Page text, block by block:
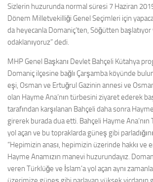
Sizlerin huzurunda normal süresi 7 Haziran
Dönem Milletvekilliği Genel Seçimleri için
da heyecanla Domaniç’ten, Söğütten
odaklanıyoruz” dedi.
MHP Genel Başkanı Devlet Bahçeli Kütahya
Domaniç ilçesine bağlı Çarşamba köyünde
eşi, Osman ve Ertuğrul Gazinin annesi ve
olan Hayme Ana’nın türbesini ziyaret ederek
tarafından karşılanan Bahçeli daha sonra
girerek burada dua etti. Bahçeli Hayme Ana’nın
yol açan ve bu topraklarda güneş gibi
“Hepimizin anası, hepimizin üzerinde hakkı ve
Hayme Anamızın manevi huzurundayız.
veren Türklüğe ve İslam’a yol açan aynı